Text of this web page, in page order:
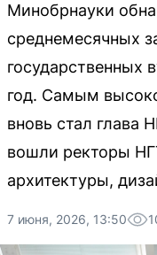
Минобрнауки
среднемесячных
государственных
год. Самым
вновь стал глава
вошли ректоры
архитектуры,
7 июня, 2026, 13:50